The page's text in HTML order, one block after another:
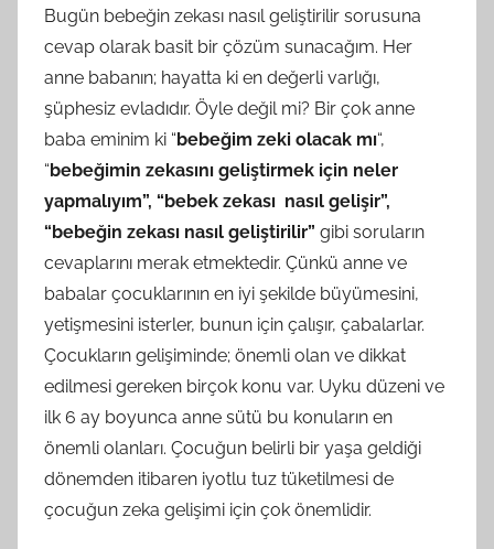
Bugün bebeğin zekası nasıl geliştirilir sorusuna
cevap olarak basit bir çözüm sunacağım. Her
anne babanın; hayatta ki en değerli varlığı,
şüphesiz evladıdır. Öyle değil mi? Bir çok anne
baba eminim ki “bebeğim zeki olacak mı“,
“bebeğimin zekasını geliştirmek için neler
yapmalıyım”, “bebek zekası nasıl gelişir”,
“bebeğin zekası nasıl geliştirilir” gibi soruların
cevaplarını merak etmektedir. Çünkü anne ve
babalar çocuklarının en iyi şekilde büyümesini,
yetişmesini isterler, bunun için çalışır, çabalarlar.
Çocukların gelişiminde; önemli olan ve dikkat
edilmesi gereken birçok konu var. Uyku düzeni ve
ilk 6 ay boyunca anne sütü bu konuların en
önemli olanları. Çocuğun belirli bir yaşa geldiği
dönemden itibaren iyotlu tuz tüketilmesi de
çocuğun zeka gelişimi için çok önemlidir.